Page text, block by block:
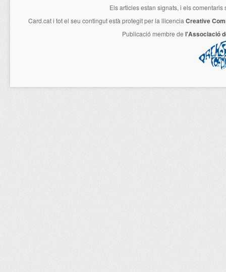
Els articles estan signats, i els
Card.cati tot el seu contingut està protegit per la llicencia Creative
Publicació membre de l'Associació